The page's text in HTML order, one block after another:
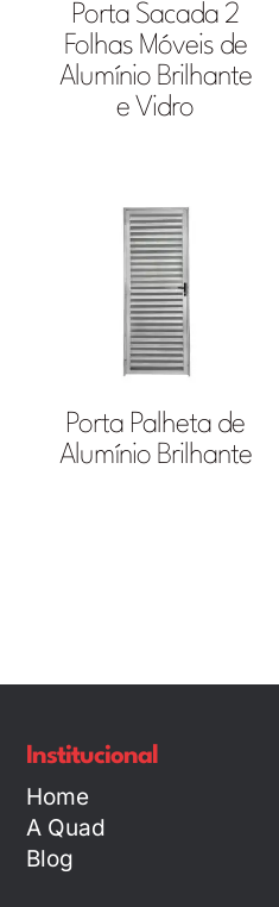
Porta Sacada 2
Folhas Móveis de
Alumínio Brilhante
e Vidro
Porta Palheta de
Alumínio Brilhante
Institucional
Home
A Quad
Blog